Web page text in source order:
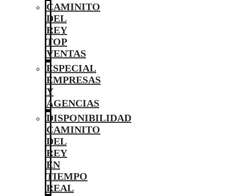
CAMINITO
DEL
REY
TOP
VENTAS
ESPECIAL
EMPRESAS
Y
AGENCIAS
DISPONIBILIDAD
CAMINITO
DEL
REY
EN
TIEMPO
REAL